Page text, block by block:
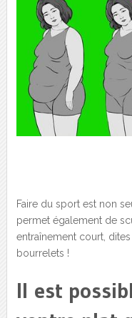
Faire du sport est non
permet également de
entraînement court,
bourrelets !
Il est